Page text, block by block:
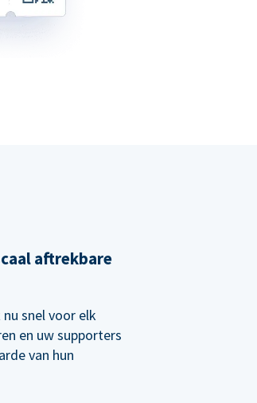
aftrekbare
snel voor elk
en uw supporters
van hun